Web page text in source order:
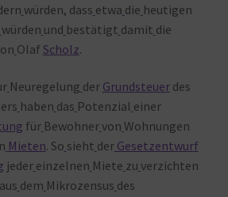
würden, dass etwa die heutigen
würden und bestätigt damit die
Olaf Scholz.
Neuregelung der Grundsteuerdes
haben das Potenzial einer
für Bewohnervon Wohnungen
Mieten. So sieht derGesetzentwurf
jeder einzelnen Miete zu verzichten
aus dem Mikrozensus des